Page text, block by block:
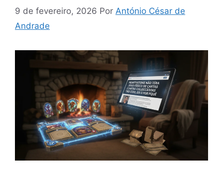
9 de fevereiro, 2026 Por António César de
Andrade